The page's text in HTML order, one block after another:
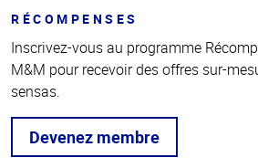
RÉCOMPENSES
Inscrivez-vous au programme
M&M pour recevoir des offres sur-
sensas.
Devenez membre